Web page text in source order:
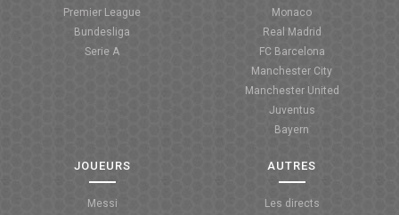
COUPE DE FRANCE
COUPE DE LA LIGUE
Premier League
Bundesliga
Serie A
Monaco
Real Madrid
FC Barcelona
Manchester City
Manchester United
Juventus
Bayern
JOUEURS
Messi
AUTRES
Les directs